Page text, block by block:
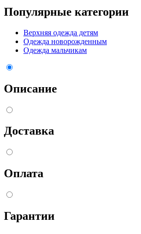
Популярные категории
Верхняя одежда детям
Одежда новорожденным
Одежда мальчикам
Описание
Доставка
Оплата
Гарантии